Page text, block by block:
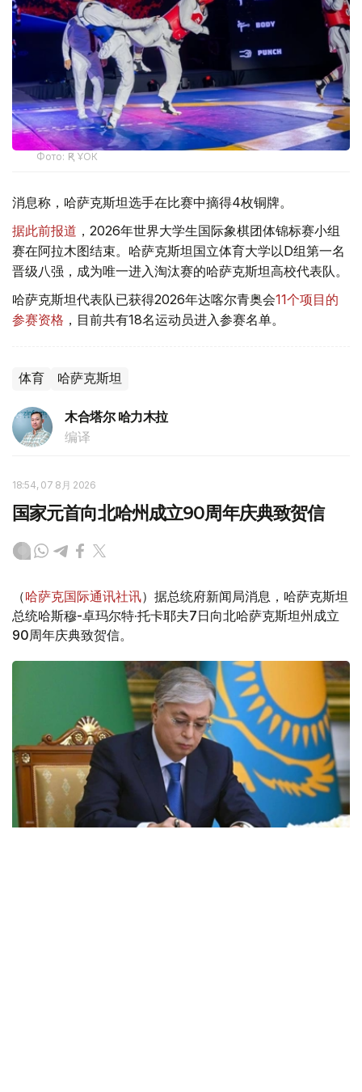
Фото: ҚР ҰОК
消息称，哈萨克斯坦选手在比赛中摘得4枚铜牌。
据此前报道 ，2026年世界大学生国际象棋团体锦标赛小组
赛在阿拉木图结束。哈萨克斯坦国立体育大学以D组第一名
晋级八强，成为唯一进入淘汰赛的哈萨克斯坦高校代表队。
哈萨克斯坦代表队已获得2026年达喀尔青奥会11个项目的
参赛资格 ，目前共有18名运动员进入参赛名单。
体育 哈萨克斯坦
木合塔尔 哈力木拉
编译
18:54, 07 8月 2026
国家元首向北哈州成立90周年庆典致贺信
（哈萨克国际通讯社讯）据总统府新闻局消息，哈萨克斯坦
总统哈斯穆-卓玛尔特·托卡耶夫7日向北哈萨克斯坦州成立
90周年庆典致贺信。